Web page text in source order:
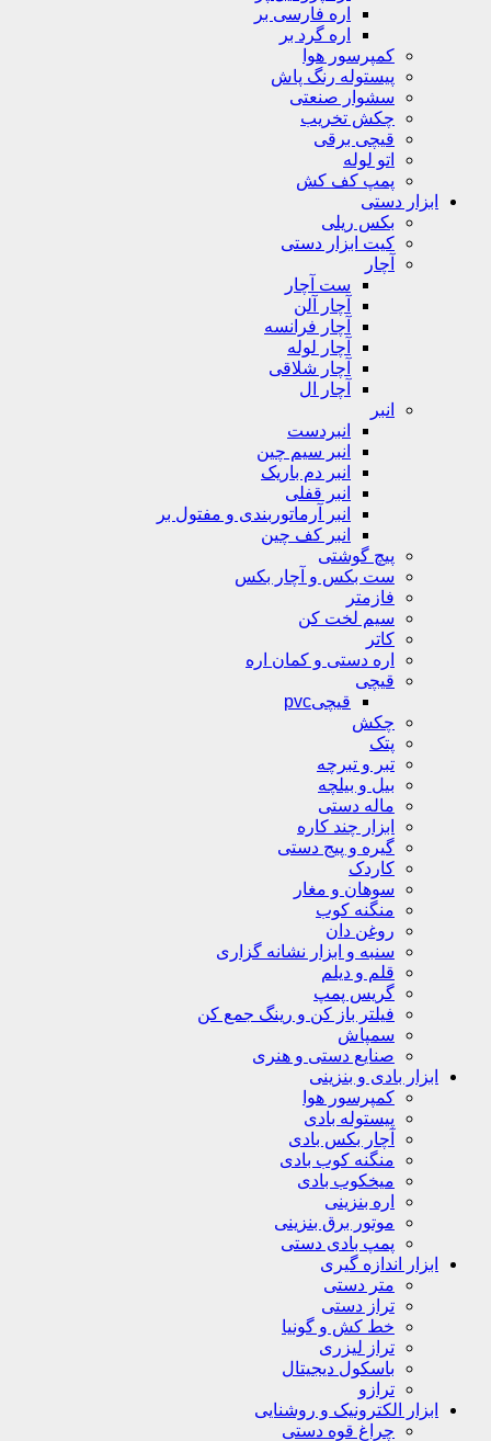
اره فارسی بر
اره گرد بر
کمپرسور هوا
پیستوله رنگ پاش
سشوار صنعتی
چکش تخریب
قیچی برقی
اتو لوله
پمپ کف کش
ابزار دستی
بکس ریلی
کیت ابزار دستی
آچار
ست آچار
آچار آلن
آچار فرانسه
آچار لوله
آچار شلاقی
آچار ال
انبر
انبردست
انبر سیم چین
انبر دم باریک
انبر قفلی
انبر آرماتوربندی و مفتول بر
انبر کف چین
پیچ گوشتی
ست بکس و آچار بکس
فازمتر
سیم لخت کن
کاتر
اره دستی و کمان اره
قیچی
قیچیpvc
چکش
پتک
تبر و تبرچه
بیل و بیلچه
ماله دستی
ابزار چند کاره
گیره و پیج دستی
کاردک
سوهان و مغار
منگنه کوب
روغن دان
سنبه و ابزار نشانه گزاری
قلم و دیلم
گریس پمپ
فیلتر باز کن و رینگ جمع کن
سمپاش
صنایع دستی و هنری
ابزار بادی و بنزینی
کمپرسور هوا
پیستوله بادی
آچار بکس بادی
منگنه کوب بادی
میخکوب بادی
اره بنزینی
موتور برق بنزینی
پمپ بادی دستی
ابزار اندازه گیری
متر دستی
تراز دستی
خط کش و گونیا
تراز لیزری
باسکول دیجیتال
ترازو
ابزار الکترونیک و روشنایی
چراغ قوه دستی